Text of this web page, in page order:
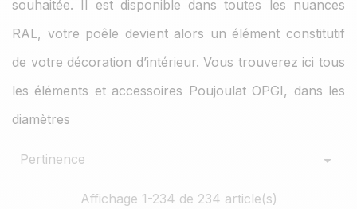
souhaitée. Il est disponible dans toutes les nuances
RAL, votre poêle devient alors un élément constitutif
de votre décoration d’intérieur. Vous trouverez ici tous
les éléments et accessoires Poujoulat OPGI, dans les
diamètres
Pertinence 
Affichage 1-234 de 234 article(s)